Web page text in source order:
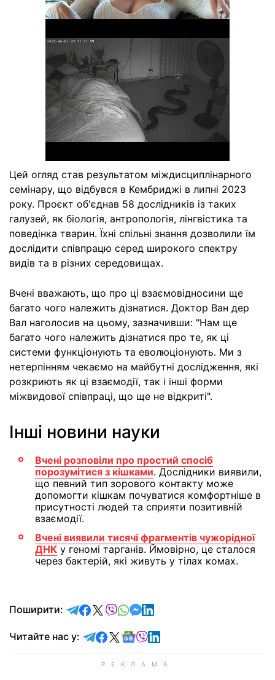
Цей огляд став результатом міждисциплінарного
семінару, що відбувся в Кембриджі в липні 2023
року. Проєкт об'єднав 58 дослідників із таких
галузей, як біологія, антропологія, лінгвістика та
поведінка тварин. Їхні спільні знання дозволили їм
дослідити співпрацю серед широкого спектру
видів та в різних середовищах.
Вчені вважають, що про ці взаємовідносини ще
багато чого належить дізнатися. Доктор Ван дер
Вал наголосив на цьому, зазначивши: "Нам ще
багато чого належить дізнатися про те, як ці
системи функціонують та еволюціонують. Ми з
нетерпінням чекаємо на майбутні дослідження, які
розкриють як ці взаємодії, так і інші форми
міжвидової співпраці, що ще не відкриті".
Інші новини науки
Вчені розповіли про простий спосіб
порозумітися з кішками. Дослідники виявили,
що певний тип зорового контакту може
допомогти кішкам почуватися комфортніше в
присутності людей та сприяти позитивній
взаємодії.
Вчені виявили тисячі фрагментів чужорідної
ДНК у геномі тарганів. Ймовірно, це сталося
через бактерій, які живуть у тілах комах.
Поширити: відправити у Telegram
поділитись у Facebook
поділитись у X
відправити у Viber
відправити у Whatsapp
відправити у Messenger
відправити у LinkedIn
Читайте нас у: Читайте у Telegram
Читайте у Facebook
Читайте у X
Читайте у Google news
Читайте у Viber
Читайте у LinkedIn